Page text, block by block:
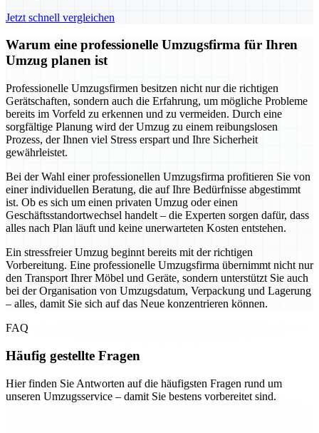
Jetzt schnell vergleichen
Warum eine professionelle Umzugsfirma für Ihren
Umzug planen ist
Professionelle Umzugsfirmen besitzen nicht nur die richtigen
Gerätschaften, sondern auch die Erfahrung, um mögliche Probleme
bereits im Vorfeld zu erkennen und zu vermeiden. Durch eine
sorgfältige Planung wird der Umzug zu einem reibungslosen
Prozess, der Ihnen viel Stress erspart und Ihre Sicherheit
gewährleistet.
Bei der Wahl einer professionellen Umzugsfirma profitieren Sie von
einer individuellen Beratung, die auf Ihre Bedürfnisse abgestimmt
ist. Ob es sich um einen privaten Umzug oder einen
Geschäftsstandortwechsel handelt – die Experten sorgen dafür, dass
alles nach Plan läuft und keine unerwarteten Kosten entstehen.
Ein stressfreier Umzug beginnt bereits mit der richtigen
Vorbereitung. Eine professionelle Umzugsfirma übernimmt nicht nur
den Transport Ihrer Möbel und Geräte, sondern unterstützt Sie auch
bei der Organisation von Umzugsdatum, Verpackung und Lagerung
– alles, damit Sie sich auf das Neue konzentrieren können.
FAQ
Häufig gestellte Fragen
Hier finden Sie Antworten auf die häufigsten Fragen rund um
unseren Umzugsservice – damit Sie bestens vorbereitet sind.